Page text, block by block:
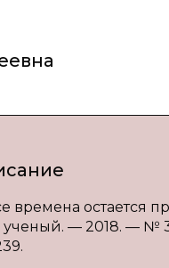
времена остается
— 2018. — №